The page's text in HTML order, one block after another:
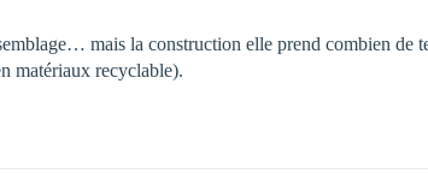
mais la construction elle prend combien de
matériaux recyclable).